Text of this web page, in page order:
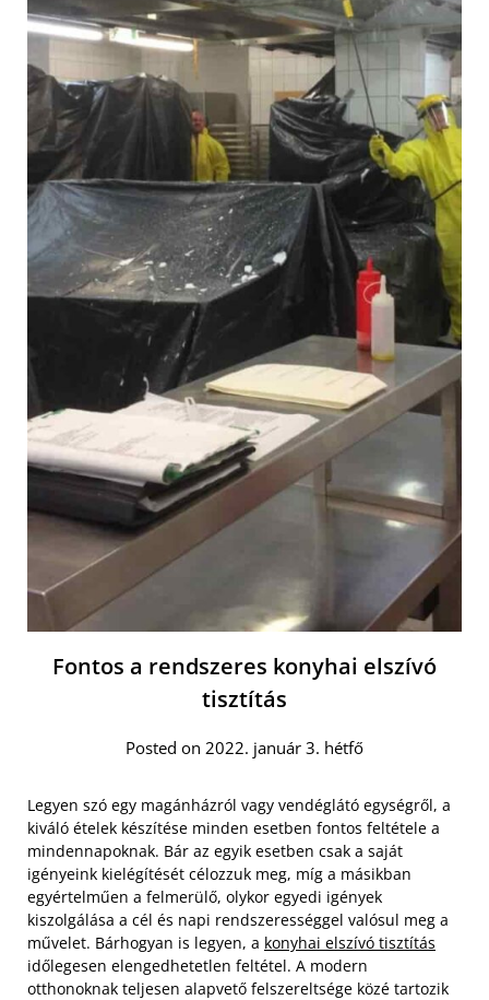
Fontos a rendszeres konyhai elszívó
tisztítás
Posted on 2022. január 3. hétfő
Legyen szó egy magánházról vagy vendéglátó egységről, a
kiváló ételek készítése minden esetben fontos feltétele a
mindennapoknak. Bár az egyik esetben csak a saját
igényeink kielégítését célozzuk meg, míg a másikban
egyértelműen a felmerülő, olykor egyedi igények
kiszolgálása a cél és napi rendszerességgel valósul meg a
művelet. Bárhogyan is legyen, a konyhai elszívó tisztítás
időlegesen elengedhetetlen feltétel. A modern
otthonoknak teljesen alapvető felszereltsége közé tartozik